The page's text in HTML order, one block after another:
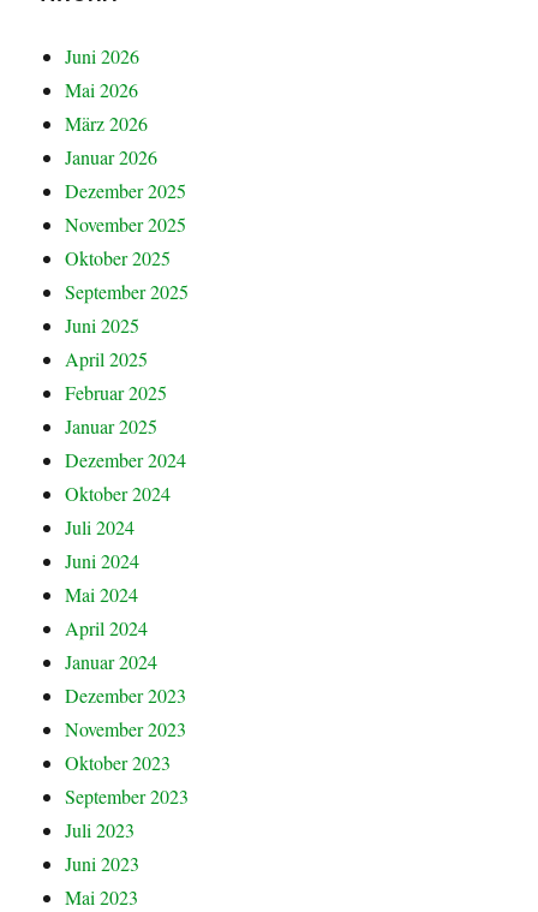
Juni 2026
Mai 2026
März 2026
Januar 2026
Dezember 2025
November 2025
Oktober 2025
September 2025
Juni 2025
April 2025
Februar 2025
Januar 2025
Dezember 2024
Oktober 2024
Juli 2024
Juni 2024
Mai 2024
April 2024
Januar 2024
Dezember 2023
November 2023
Oktober 2023
September 2023
Juli 2023
Juni 2023
Mai 2023